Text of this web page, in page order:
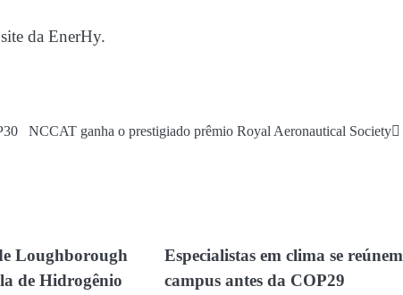
da EnerHy.
NCCAT ganha o prestigiado prêmio Royal Aeronautical Society
Loughborough
de Hidrogênio
Especialistas em clima se
campus antes da COP29